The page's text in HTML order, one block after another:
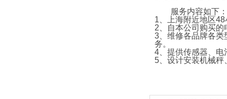
服务内容如下：
1 、上海附近地区48
2 、自本公司购买
3 、维修各品牌各
务。
4 、提供传感器、
5 、设计安装机械